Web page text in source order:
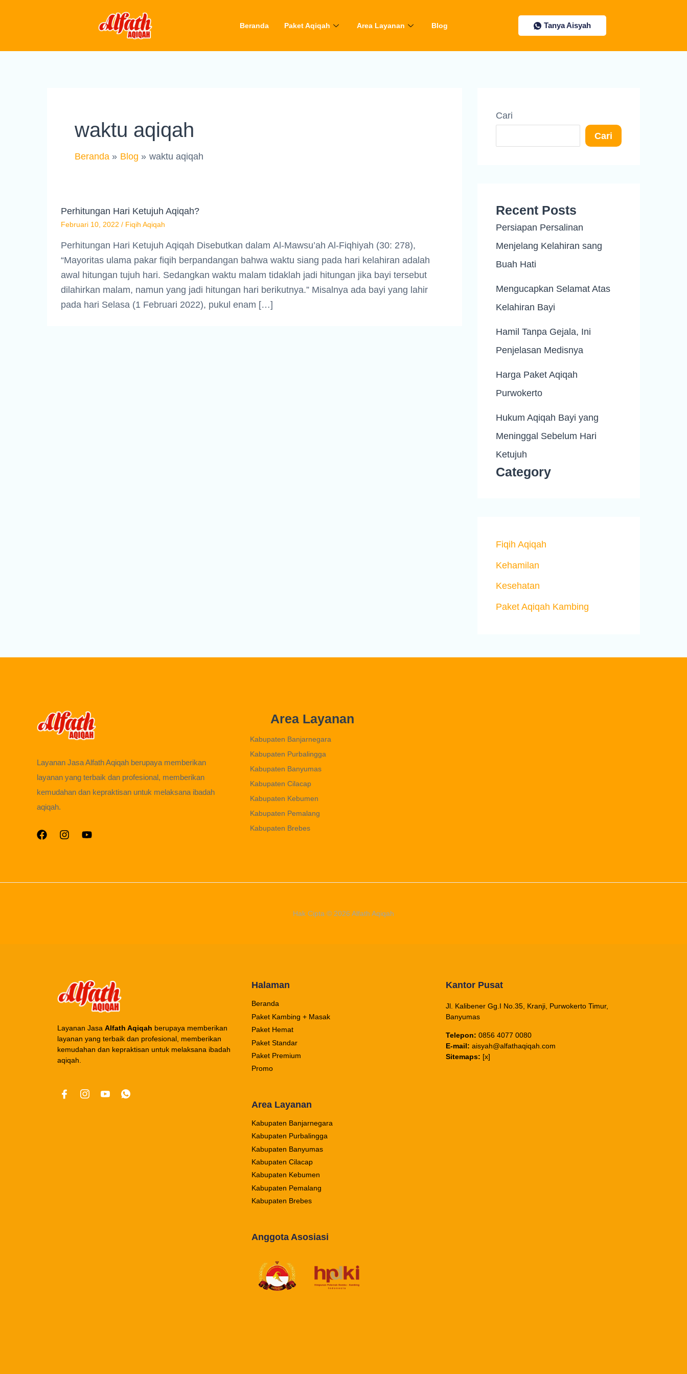
Beranda Paket Aqiqah Area Layanan Blog Tanya Aisyah
waktu aqiqah
Beranda Blog waktu aqiqah
Perhitungan Hari Ketujuh Aqiqah?
Februari 10, 2022 / Fiqih Aqiqah
Perhitungan Hari Ketujuh Aqiqah Disebutkan dalam Al-Mawsu’ah Al-Fiqhiyah (30: 278),
“Mayoritas ulama pakar fiqih berpandangan bahwa waktu siang pada hari kelahiran adalah
awal hitungan tujuh hari. Sedangkan waktu malam tidaklah jadi hitungan jika bayi tersebut
dilahirkan malam, namun yang jadi hitungan hari berikutnya.” Misalnya ada bayi yang lahir
pada hari Selasa (1 Februari 2022), pukul enam […]
Cari
Cari
Recent Posts
Persiapan Persalinan
Menjelang Kelahiran sang
Buah Hati
Mengucapkan Selamat Atas
Kelahiran Bayi
Hamil Tanpa Gejala, Ini
Penjelasan Medisnya
Harga Paket Aqiqah
Purwokerto
Hukum Aqiqah Bayi yang
Meninggal Sebelum Hari
Ketujuh
Category
Fiqih Aqiqah
Kehamilan
Kesehatan
Paket Aqiqah Kambing
Layanan Jasa Alfath Aqiqah berupaya memberikan
layanan yang terbaik dan profesional, memberikan
kemudahan dan kepraktisan untuk melaksana ibadah
aqiqah.
Area Layanan
Kabupaten Banjarnegara
Kabupaten Purbalingga
Kabupaten Banyumas
Kabupaten Cilacap
Kabupaten Kebumen
Kabupaten Pemalang
Kabupaten Brebes
Hak Cipta © 2026 Alfath Aqiqah
Layanan Jasa Alfath Aqiqah berupaya memberikan
layanan yang terbaik dan profesional, memberikan
kemudahan dan kepraktisan untuk melaksana ibadah
aqiqah.
Halaman
Beranda
Paket Kambing + Masak
Paket Hemat
Paket Standar
Paket Premium
Promo
Area Layanan
Kabupaten Banjarnegara
Kabupaten Purbalingga
Kabupaten Banyumas
Kabupaten Cilacap
Kabupaten Kebumen
Kabupaten Pemalang
Kabupaten Brebes
Anggota Asosiasi
Kantor Pusat
Jl. Kalibener Gg.I No.35, Kranji, Purwokerto Timur,
Banyumas
Telepon: 0856 4077 0080
E-mail: aisyah@alfathaqiqah.com
Sitemaps: [x]